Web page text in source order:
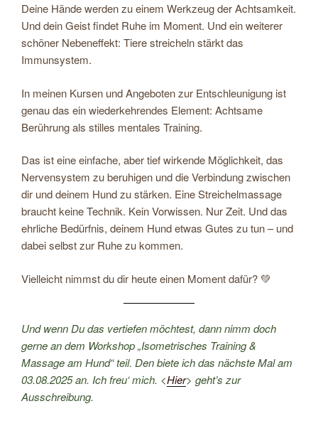
Deine Hände werden zu einem Werkzeug der Achtsamkeit.
Und dein Geist findet Ruhe im Moment. Und ein weiterer
schöner Nebeneffekt: Tiere streicheln stärkt das
Immunsystem.
In meinen Kursen und Angeboten zur Entschleunigung ist
genau das ein wiederkehrendes Element: Achtsame
Berührung als stilles mentales Training.
Das ist eine einfache, aber tief wirkende Möglichkeit, das
Nervensystem zu beruhigen und die Verbindung zwischen
dir und deinem Hund zu stärken. Eine Streichelmassage
braucht keine Technik. Kein Vorwissen. Nur Zeit. Und das
ehrliche Bedürfnis, deinem Hund etwas Gutes zu tun – und
dabei selbst zur Ruhe zu kommen.
Vielleicht nimmst du dir heute einen Moment dafür? 💚
Und wenn Du das vertiefen möchtest, dann nimm doch
gerne an dem Workshop „Isometrisches Training &
Massage am Hund“ teil. Den biete ich das nächste Mal am
03.08.2025 an. Ich freu‘ mich. <Hier> geht’s zur
Ausschreibung.